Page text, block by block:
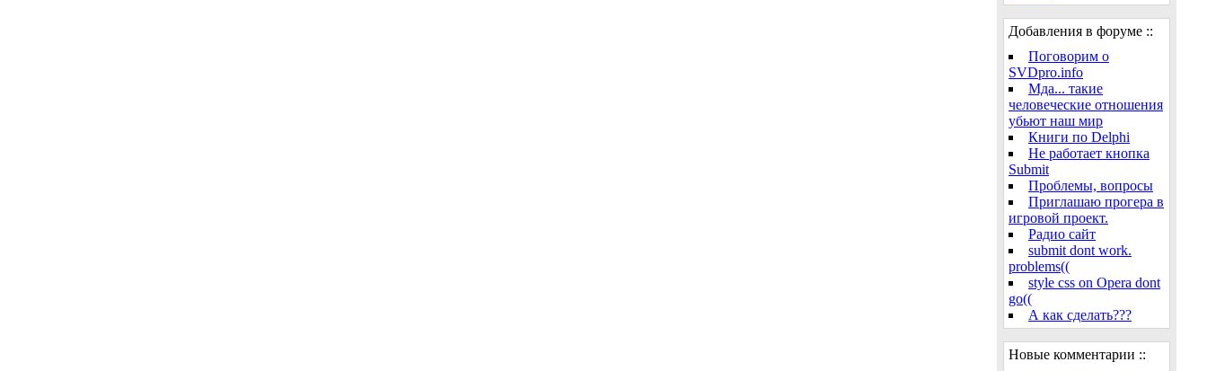
Добавления в форуме ::
Поговорим о
SVDpro.info
Мда... такие
человеческие отношения
убьют наш мир
Книги по Delphi
Не работает кнопка
Submit
Проблемы, вопросы
Приглашаю прогера в
игровой проект.
Радио сайт
submit dont work.
problems((
style css on Opera dont
go((
А как сделать???
Новые комментарии ::